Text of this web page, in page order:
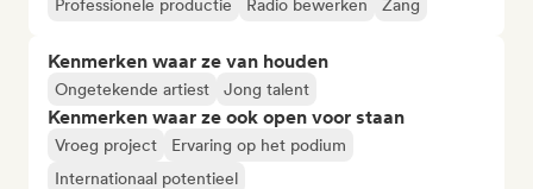
Professionele productie
Radio bewerken Zang
Kenmerken waar ze van houden
Ongetekende artiest Jong talent
Kenmerken waar ze ook open voor staan
Vroeg project
Ervaring op het podium
Internationaal potentieel